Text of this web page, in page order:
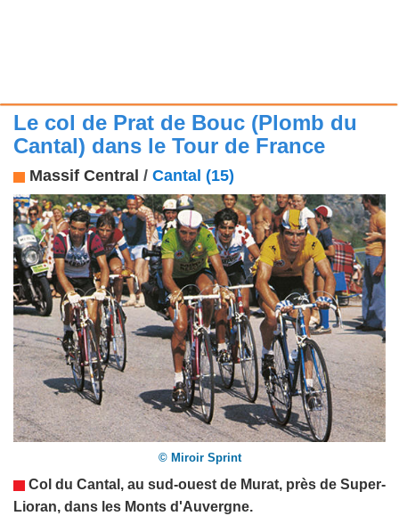
Le col de Prat de Bouc (Plomb du
Cantal) dans le Tour de France
Massif Central / Cantal (15)
© Miroir Sprint
Col du Cantal , au sud-ouest de Murat, près de Super-
Lioran, dans les Monts d'Auvergne.